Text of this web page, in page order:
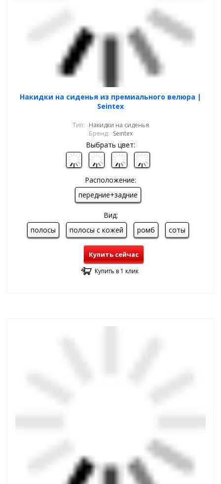
Накидки на сиденья из премиального велюра |
Seintex
Тип: Накидки на сиденья
Бренд: Seintex
Выбрать цвет:
Расположение:
передние+задние
Вид:
полосы
полосы с кожей ромб соты
Купить сейчас
Купить в 1 клик